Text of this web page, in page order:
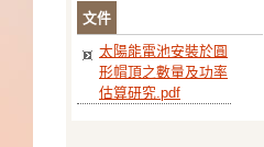
文件
太陽能電池安裝於圓
形帽頂之數量及功率
估算研究.pdf